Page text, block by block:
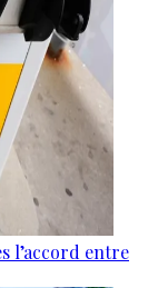
l’accord entre